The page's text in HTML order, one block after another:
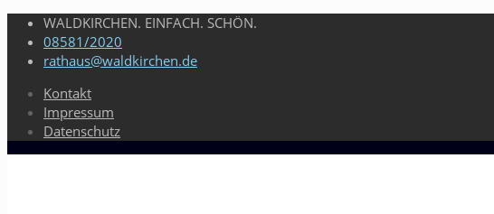
WALDKIRCHEN. EINFACH. SCHÖN.
08581/2020
rathaus@waldkirchen.de
Kontakt
Impressum
Datenschutz